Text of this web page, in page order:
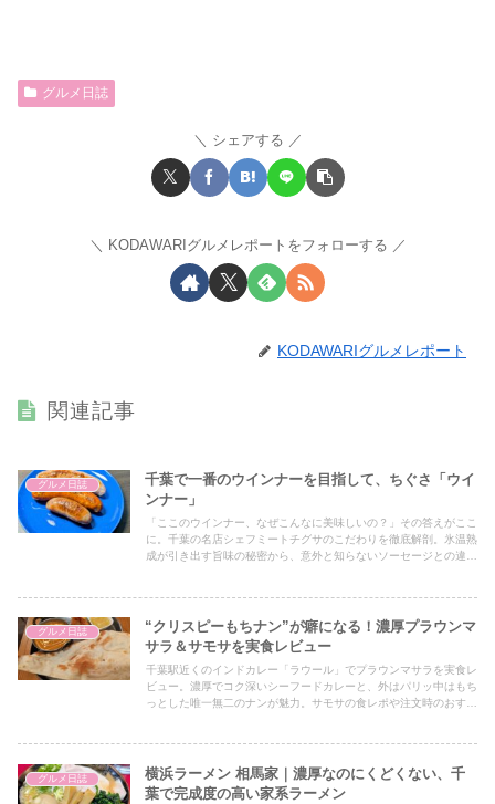
グルメ日誌
シェアする
KODAWARIグルメレポートをフォローする
KODAWARIグルメレポート
関連記事
グルメ日誌
千葉で一番のウインナーを目指して、ちぐさ「ウイ
ンナー」
「ここのウインナー、なぜこんなに美味しいの？」その答えがここ
に。千葉の名店シェフミートチグサのこだわりを徹底解剖。氷温熟
成が引き出す旨味の秘密から、意外と知らないソーセージとの違い
グルメ日誌
“クリスピーもちナン”が癖になる！濃厚プラウンマ
サラ＆サモサを実食レビュー
千葉駅近くのインドカレー「ラウール」でプラウンマサラを実食レ
ビュー。濃厚でコク深いシーフードカレーと、外はパリッ中はもち
っとした唯一無二のナンが魅力。サモサの食レポや注文時のおすす
グルメ日誌
横浜ラーメン 相馬家｜濃厚なのにくどくない、千
葉で完成度の高い家系ラーメン